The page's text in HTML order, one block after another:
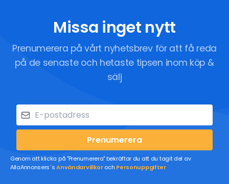
Missa inget nytt
Prenumerera på vårt nyhetsbrev för att få reda
på de senaste och hetaste tipsen inom köp &
sälj
Prenumerera
Genom att klicka på "Prenumerera" bekräftar du att du tagit del av
AllaAnnonsers´sAnvändarvillkoroch Personuppgifter